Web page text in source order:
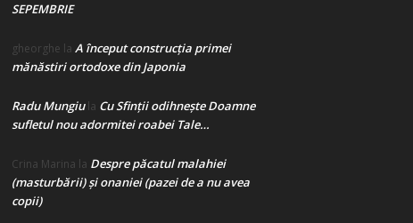
SEPEMBRIE
gheorghe la A început construcţia primei
mănăstiri ortodoxe din Japonia
Radu Mungiula Cu Sfinții odihnește Doamne
sufletul nou adormitei roabei Tale…
Crina Marina la Despre păcatul malahiei
(masturbării) şi onaniei (pazei de a nu avea
copii)